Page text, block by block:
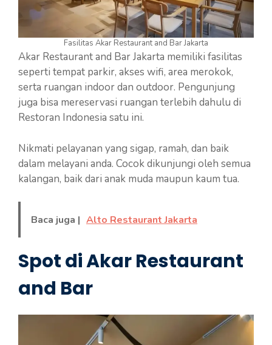
Fasilitas Akar Restaurant and Bar Jakarta
Akar Restaurant and Bar Jakarta memiliki fasilitas
seperti tempat parkir, akses wifi, area merokok,
serta ruangan indoor dan outdoor. Pengunjung
juga bisa mereservasi ruangan terlebih dahulu di
Restoran Indonesia satu ini.
Nikmati pelayanan yang sigap, ramah, dan baik
dalam melayani anda. Cocok dikunjungi oleh semua
kalangan, baik dari anak muda maupun kaum tua.
Baca juga | Alto Restaurant Jakarta
Spot di Akar Restaurant
and Bar